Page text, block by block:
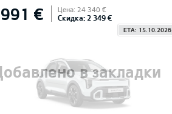
в закладки
€ Цена: 24 340 €
Скидка: 2 349 €
ETA: 15.10.2026